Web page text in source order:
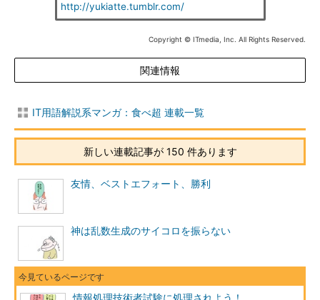
http://yukiatte.tumblr.com/
Copyright © ITmedia, Inc. All Rights Reserved.
関連情報
IT用語解説系マンガ：食べ超 連載一覧
新しい連載記事が 150 件あります
友情、ベストエフォート、勝利
神は乱数生成のサイコロを振らない